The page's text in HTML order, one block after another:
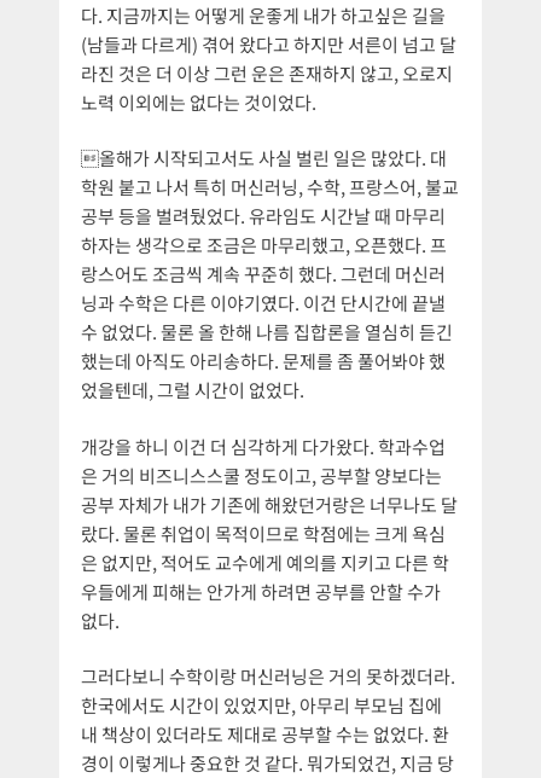
다. 지금까지는 어떻게 운좋게 내가 하고싶은 길을
(남들과 다르게) 겪어 왔다고 하지만 서른이 넘고 달
라진 것은 더 이상 그런 운은 존재하지 않고, 오로지
노력 이외에는 없다는 것이었다.
올해가 시작되고서도 사실 벌린 일은 많았다. 대
학원 붙고 나서 특히 머신러닝, 수학, 프랑스어, 불교
공부 등을 벌려뒀었다. 유라임도 시간날 때 마무리
하자는 생각으로 조금은 마무리했고, 오픈했다. 프
랑스어도 조금씩 계속 꾸준히 했다. 그런데 머신러
닝과 수학은 다른 이야기였다. 이건 단시간에 끝낼
수 없었다. 물론 올 한해 나름 집합론을 열심히 듣긴
했는데 아직도 아리송하다. 문제를 좀 풀어봐야 했
었을텐데, 그럴 시간이 없었다.
개강을 하니 이건 더 심각하게 다가왔다. 학과수업
은 거의 비즈니스스쿨 정도이고, 공부할 양보다는
공부 자체가 내가 기존에 해왔던거랑은 너무나도 달
랐다. 물론 취업이 목적이므로 학점에는 크게 욕심
은 없지만, 적어도 교수에게 예의를 지키고 다른 학
우들에게 피해는 안가게 하려면 공부를 안할 수가
없다.
그러다보니 수학이랑 머신러닝은 거의 못하겠더라.
한국에서도 시간이 있었지만, 아무리 부모님 집에
내 책상이 있더라도 제대로 공부할 수는 없었다. 환
경이 이렇게나 중요한 것 같다. 뭐가되었건, 지금 당